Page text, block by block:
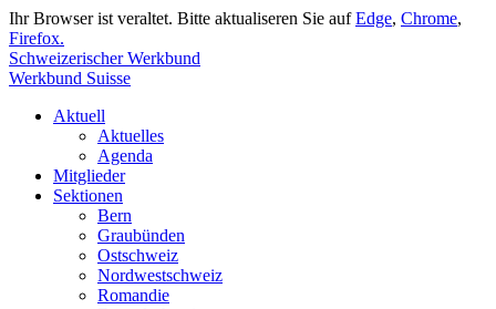
Ihr Browser ist veraltet. Bitte aktualiseren Sie aufEdge, Chrome,
Firefox.
Schweizerischer Werkbund
Werkbund Suisse
Aktuell
Aktuelles
Agenda
Mitglieder
Sektionen
Bern
Graubünden
Ostschweiz
Nordwestschweiz
Romandie